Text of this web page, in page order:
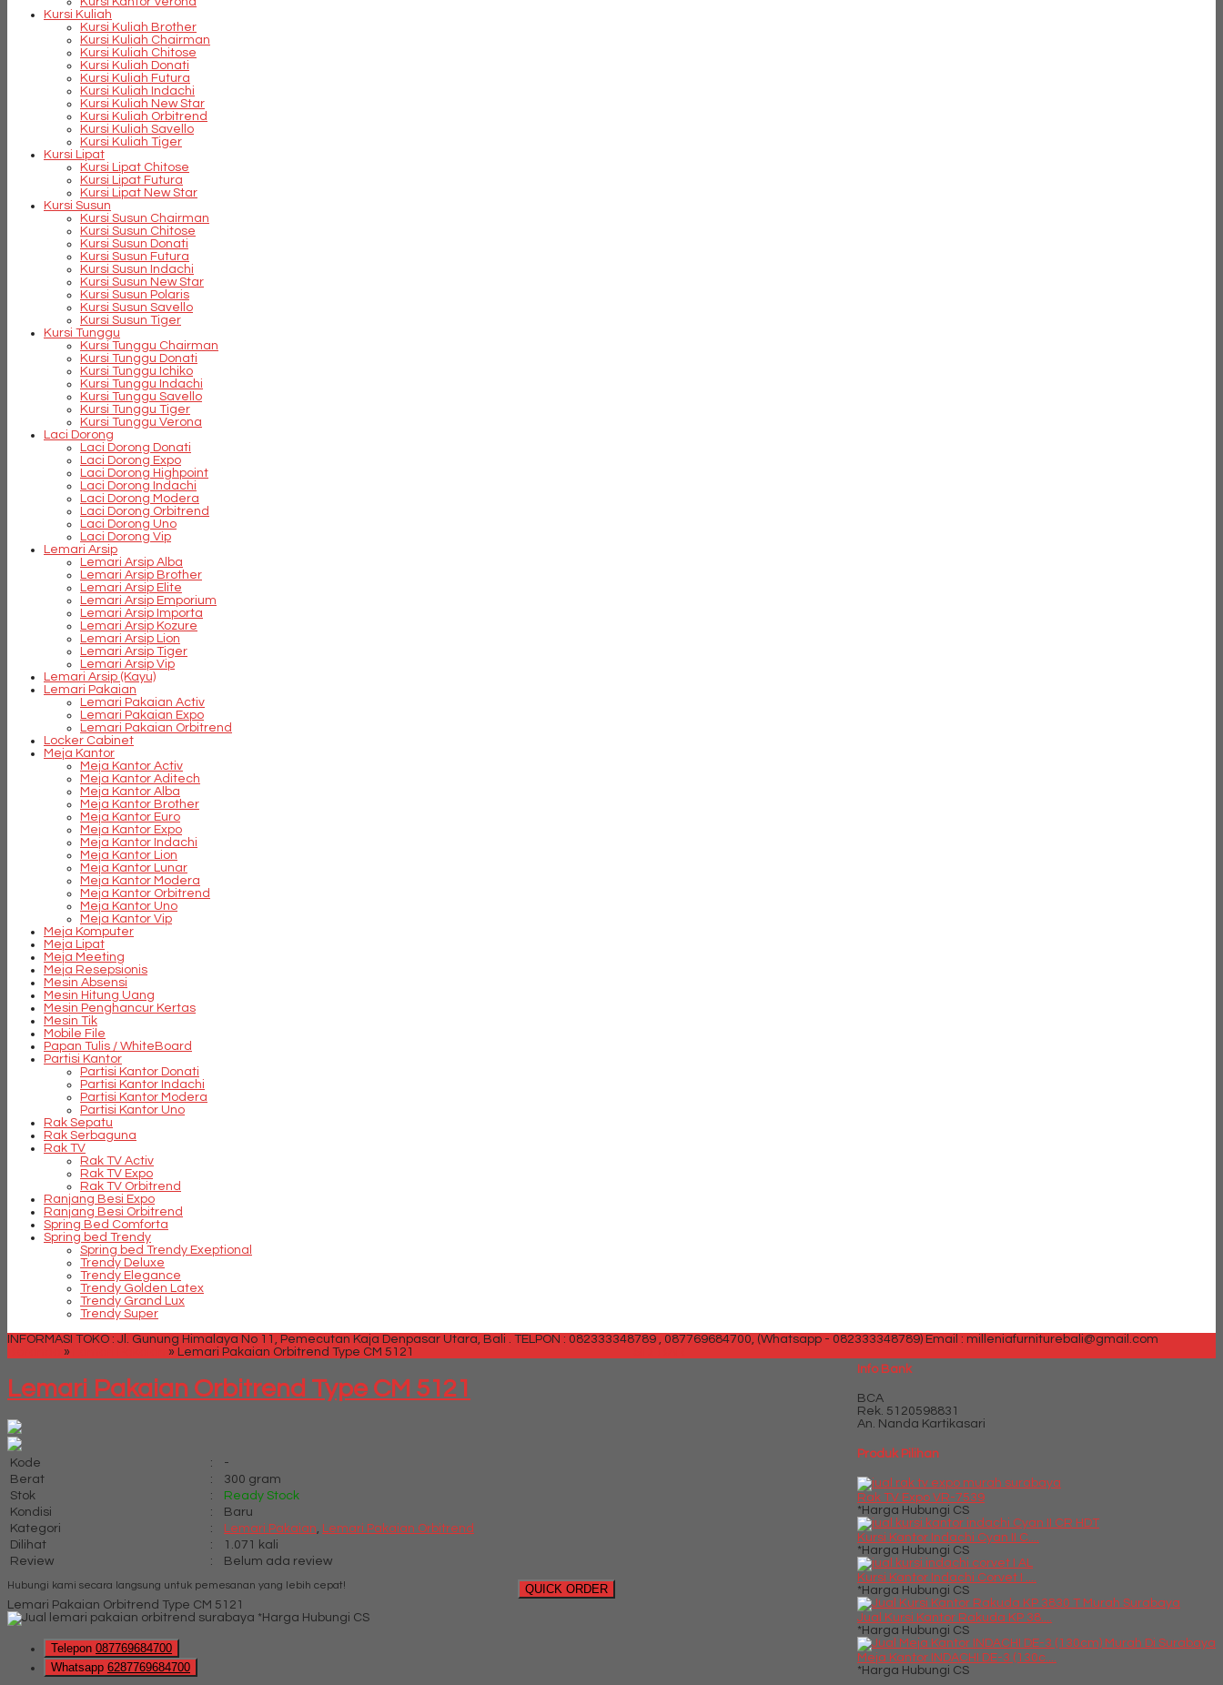
Kursi Kuliah
Kursi Kuliah Brother
Kursi Kuliah Chairman
Kursi Kuliah Chitose
Kursi Kuliah Donati
Kursi Kuliah Futura
Kursi Kuliah Indachi
Kursi Kuliah New Star
Kursi Kuliah Orbitrend
Kursi Kuliah Savello
Kursi Kuliah Tiger
Kursi Lipat
Kursi Lipat Chitose
Kursi Lipat Futura
Kursi Lipat New Star
Kursi Susun
Kursi Susun Chairman
Kursi Susun Chitose
Kursi Susun Donati
Kursi Susun Futura
Kursi Susun Indachi
Kursi Susun New Star
Kursi Susun Polaris
Kursi Susun Savello
Kursi Susun Tiger
Kursi Tunggu
Kursi Tunggu Chairman
Kursi Tunggu Donati
Kursi Tunggu Ichiko
Kursi Tunggu Indachi
Kursi Tunggu Savello
Kursi Tunggu Tiger
Kursi Tunggu Verona
Laci Dorong
Laci Dorong Donati
Laci Dorong Expo
Laci Dorong Highpoint
Laci Dorong Indachi
Laci Dorong Modera
Laci Dorong Orbitrend
Laci Dorong Uno
Laci Dorong Vip
Lemari Arsip
Lemari Arsip Alba
Lemari Arsip Brother
Lemari Arsip Elite
Lemari Arsip Emporium
Lemari Arsip Importa
Lemari Arsip Kozure
Lemari Arsip Lion
Lemari Arsip Tiger
Lemari Arsip Vip
Lemari Arsip (Kayu)
Lemari Pakaian
Lemari Pakaian Activ
Lemari Pakaian Expo
Lemari Pakaian Orbitrend
Locker Cabinet
Meja Kantor
Meja Kantor Activ
Meja Kantor Aditech
Meja Kantor Alba
Meja Kantor Brother
Meja Kantor Euro
Meja Kantor Expo
Meja Kantor Indachi
Meja Kantor Lion
Meja Kantor Lunar
Meja Kantor Modera
Meja Kantor Orbitrend
Meja Kantor Uno
Meja Kantor Vip
Meja Komputer
Meja Lipat
Meja Meeting
Meja Resepsionis
Mesin Absensi
Mesin Hitung Uang
Mesin Penghancur Kertas
Mesin Tik
Mobile File
Papan Tulis / WhiteBoard
Partisi Kantor
Partisi Kantor Donati
Partisi Kantor Indachi
Partisi Kantor Modera
Partisi Kantor Uno
Rak Sepatu
Rak Serbaguna
Rak TV
Rak TV Activ
Rak TV Expo
Rak TV Orbitrend
Ranjang Besi Expo
Ranjang Besi Orbitrend
Spring Bed Comforta
Spring bed Trendy
Spring bed Trendy Exeptional
Trendy Deluxe
Trendy Elegance
Trendy Golden Latex
Trendy Grand Lux
Trendy Super
INFORMASI TOKO : Jl. Gunung Himalaya No 11, Pemecutan Kaja Denpasar Utara, Bali . TELPON : 082333348789 , 087769684700, (Whatsapp - 082333348789) Email : milleniafurniturebali@gmail.com
» » Lemari Pakaian Orbitrend Type CM 5121
Lemari Pakaian Orbitrend Type CM 5121
Kode :
-
Berat
:
300 gram
Stok
:
Ready Stock
Kondisi
:
Baru
Kategori
: Lemari Pakaian Lemari Pakaian Orbitrend
Dilihat
:
1.071 kali
Review
: Belum ada review
QUICK ORDER
Hubungi kami secara langsung untuk pemesanan yang lebih cepat!
Lemari Pakaian Orbitrend Type CM 5121
*Harga Hubungi CS
Telepon 087769684700
Whatsapp 6287769684700
Info Bank
BCA
Rek. 5120598831
An. Nanda Kartikasari
Produk Pilihan
Rak TV Expo VR-7539
*Harga Hubungi CS
Kursi Kantor Indachi Cyan II C....
*Harga Hubungi CS
Kursi Kantor Indachi Corvet I ....
*Harga Hubungi CS
Jual Kursi Kantor Rakuda KP 38....
*Harga Hubungi CS
Meja Kantor INDACHI DE-3 (130c....
*Harga Hubungi CS